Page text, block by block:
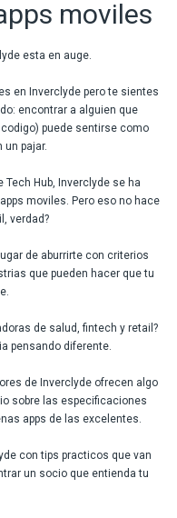
moviles
esta en auge.
en Inverclyde pero te sientes
encontrar a alguien que
puede sentirse como
un pajar.
Hub, Inverclyde se ha
moviles. Pero eso no hace
verdad?
de aburrirte con criterios
que pueden hacer que tu
de salud, fintech y retail?
pensando diferente.
de Inverclyde ofrecen algo
sobre las especificaciones
apps de las excelentes.
con tips practicos que van
un socio que entienda tu